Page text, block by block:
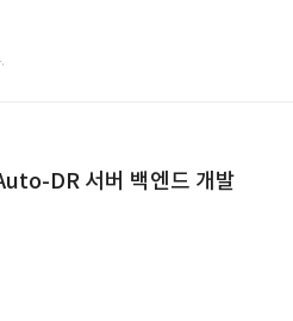
DR 서버 백엔드 개발